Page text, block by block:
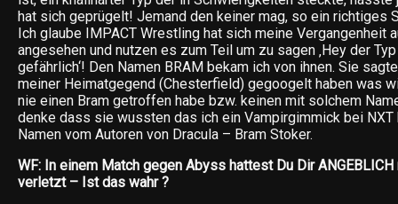
hat sich geprügelt! Jemand den keiner mag, so ein richtiges
Ich glaube IMPACT Wrestling hat sich meine Vergangenheit
angesehen und nutzen es zum Teil um zu sagen ‚Hey der
gefährlich‘! Den Namen BRAM bekam ich von ihnen. Sie
meiner Heimatgegend (Chesterfield) gegoogelt haben was
nie einen Bram getroffen habe bzw. keinen mit solchem
denke dass sie wussten das ich ein Vampirgimmick bei NXT
Namen vom Autoren von Dracula – Bram Stoker.
WF: In einem Match gegen Abyss hattest Du Dir
verletzt – Ist das wahr ?